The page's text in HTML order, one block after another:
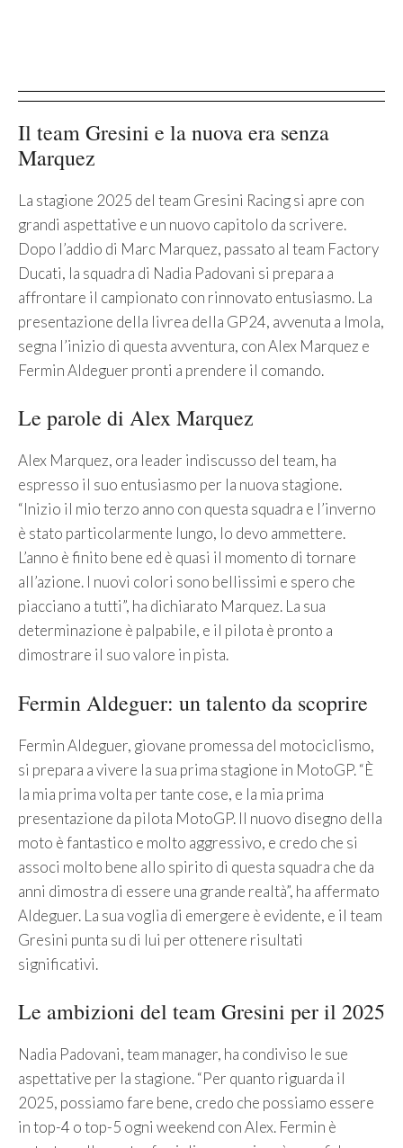
Il team Gresini e la nuova era senza
Marquez
La stagione 2025 del team Gresini Racing si apre con
grandi aspettative e un nuovo capitolo da scrivere.
Dopo l’addio di Marc Marquez, passato al team Factory
Ducati, la squadra di Nadia Padovani si prepara a
affrontare il campionato con rinnovato entusiasmo. La
presentazione della livrea della GP24, avvenuta a Imola,
segna l’inizio di questa avventura, con Alex Marquez e
Fermin Aldeguer pronti a prendere il comando.
Le parole di Alex Marquez
Alex Marquez, ora leader indiscusso del team, ha
espresso il suo entusiasmo per la nuova stagione.
“Inizio il mio terzo anno con questa squadra e l’inverno
è stato particolarmente lungo, lo devo ammettere.
L’anno è finito bene ed è quasi il momento di tornare
all’azione. I nuovi colori sono bellissimi e spero che
piacciano a tutti”, ha dichiarato Marquez. La sua
determinazione è palpabile, e il pilota è pronto a
dimostrare il suo valore in pista.
Fermin Aldeguer: un talento da scoprire
Fermin Aldeguer, giovane promessa del motociclismo,
si prepara a vivere la sua prima stagione in MotoGP. “È
la mia prima volta per tante cose, e la mia prima
presentazione da pilota MotoGP. Il nuovo disegno della
moto è fantastico e molto aggressivo, e credo che si
associ molto bene allo spirito di questa squadra che da
anni dimostra di essere una grande realtà”, ha affermato
Aldeguer. La sua voglia di emergere è evidente, e il team
Gresini punta su di lui per ottenere risultati
significativi.
Le ambizioni del team Gresini per il 2025
Nadia Padovani, team manager, ha condiviso le sue
aspettative per la stagione. “Per quanto riguarda il
2025, possiamo fare bene, credo che possiamo essere
in top-4 o top-5 ogni weekend con Alex. Fermin è